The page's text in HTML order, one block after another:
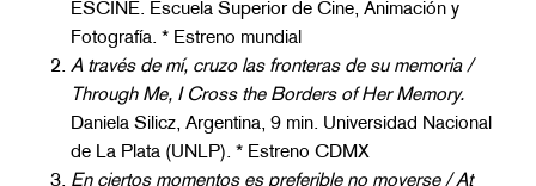
ESCINE. Escuela Superior de Cine, Animación y
Fotografía. * Estreno mundial
A través de mí, cruzo las fronteras de su memoria /
Through Me, I Cross the Borders of Her Memory.
Daniela Silicz, Argentina, 9 min. Universidad Nacional
de La Plata (UNLP). * Estreno CDMX
En ciertos momentos es preferible no moverse / At